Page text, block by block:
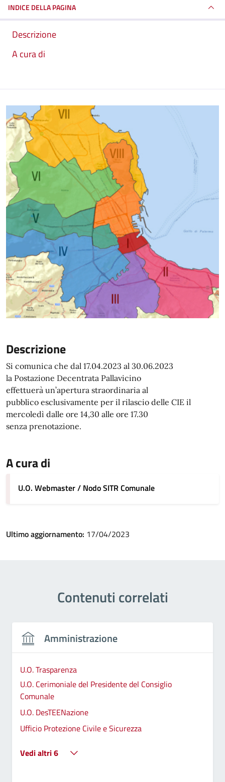
INDICE DELLA PAGINA
Descrizione
A cura di
Descrizione
Si comunica che dal 17.04.2023 al 30.06.2023
la Postazione Decentrata Pallavicino
effettuerà un’apertura straordinaria al
pubblico esclusivamente per il rilascio delle CIE il
mercoledì dalle ore 14,30 alle ore 17.30
senza prenotazione.
A cura di
U.O. Webmaster / Nodo SITR Comunale
Ultimo aggiornamento: 17/04/2023
Contenuti correlati
Amministrazione
U.O. Trasparenza
U.O. Cerimoniale del Presidente del Consiglio
Comunale
U.O. DesTEENazione
Ufficio Protezione Civile e Sicurezza
Vedi altri 6